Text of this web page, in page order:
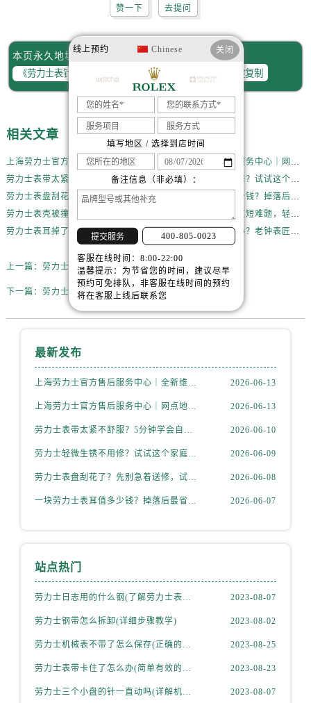
赞一下 去提问
本页永久地址：
一键复制
相关文章
上海劳力士官方售后服务中心｜网点地址与电话权威信息公示（2026年6月最新）
劳力士表带太紧不舒服？5分钟学会自己调节长度
劳力士轻微生锈不用修？试试这个家庭小妙方
劳力士表盘刮花了？先别急着送修，试试这几种方法
一块劳力士表耳值多少钱？掉落后最省钱的解决方式
一文搞定劳力士表带过短难题，轻松佩戴不将就
劳力士表耳掉了还能用吗？真相和解决方案来了
劳力士表耳损坏怎么办？老钟表匠透露关键技巧
上一篇： 劳力士手表发条坏了解决技巧推荐
下一篇： 劳力士手表表壳破裂解决技巧详解
最新发布
上海劳力士官方售后服务中心｜全新维修门店地址及电话权威信息公示（2026年6月最新） 2026-06-13
上海劳力士官方售后服务中心｜网点地址与电话权威信息公示（2026年6月最新） 2026-06-13
劳力士表带太紧不舒服？5分钟学会自己调节长度 2026-06-10
劳力士轻微生锈不用修？试试这个家庭小妙方 2026-06-09
劳力士表盘刮花了？先别急着送修，试试这几种方法 2026-06-08
一块劳力士表耳值多少钱？掉落后最省钱的解决方式 2026-06-07
站点热门
劳力士日志用的什么钢(了解劳力士表款材质选择) 2023-08-07
劳力士钢带怎么拆卸(详细步骤教学) 2023-08-02
劳力士机械表不带了怎么保存(正确的方法和注意事项) 2023-08-25
劳力士表带卡住了怎么办(简单有效的解决方法) 2023-08-23
劳力士三个小盘的针一直动吗(详解机械表小盘指针运行规律) 2023-08-07
线上预约 Chinese 关闭
填写地区 / 选择到店时间
备注信息（非必填）：
提交服务 400-805-0023
客服在线时间：8:00-22:00
温馨提示：为节省您的时间，建议尽早
预约可免排队，非客服在线时间的预约
将在客服上线后联系您